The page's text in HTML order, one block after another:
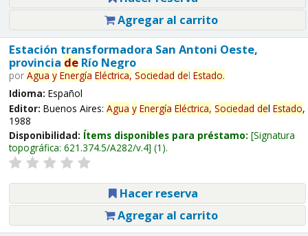
Agregar al carrito
Estación transformadora San Antoni Oeste,
provincia deRío Negro
por Agua y Energía Eléctrica, Sociedad del Estado.
Idioma: Español
Editor: Buenos Aires: Agua y Energía Eléctrica, Sociedad del Estado,
1988
Disponibilidad: Ítems disponibles para préstamo: Signatura
topográfica: 621.374.5/A282/v.4 (1).
Hacer reserva
Agregar al carrito